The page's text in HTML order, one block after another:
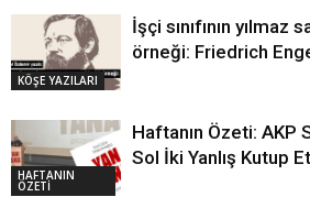
KÖŞE YAZILARI
İşçi sınıfının yılmaz
örneği: Friedrich
HAFTANIN
ÖZETİ
Haftanın Özeti: AKP
Sol İki Yanlış Kutup